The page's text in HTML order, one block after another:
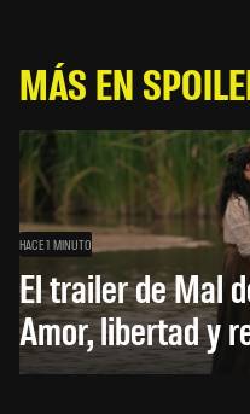
MÁS EN
HACE 1 MINUTO
El trailer de Mal
Amor, libertad y